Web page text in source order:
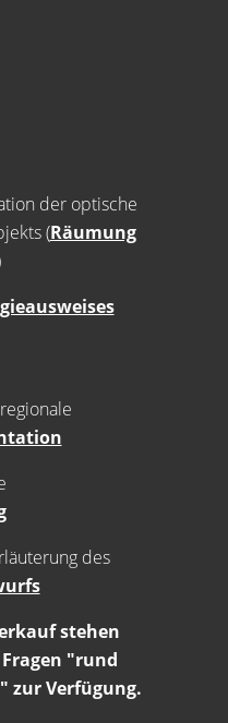
der optische
(Räumung
des
stehen
"rund
zur Verfügung.